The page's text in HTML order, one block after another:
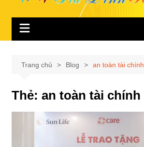
Trang chủ Blog an toàn tài chính
Thẻ: an toàn tài chính